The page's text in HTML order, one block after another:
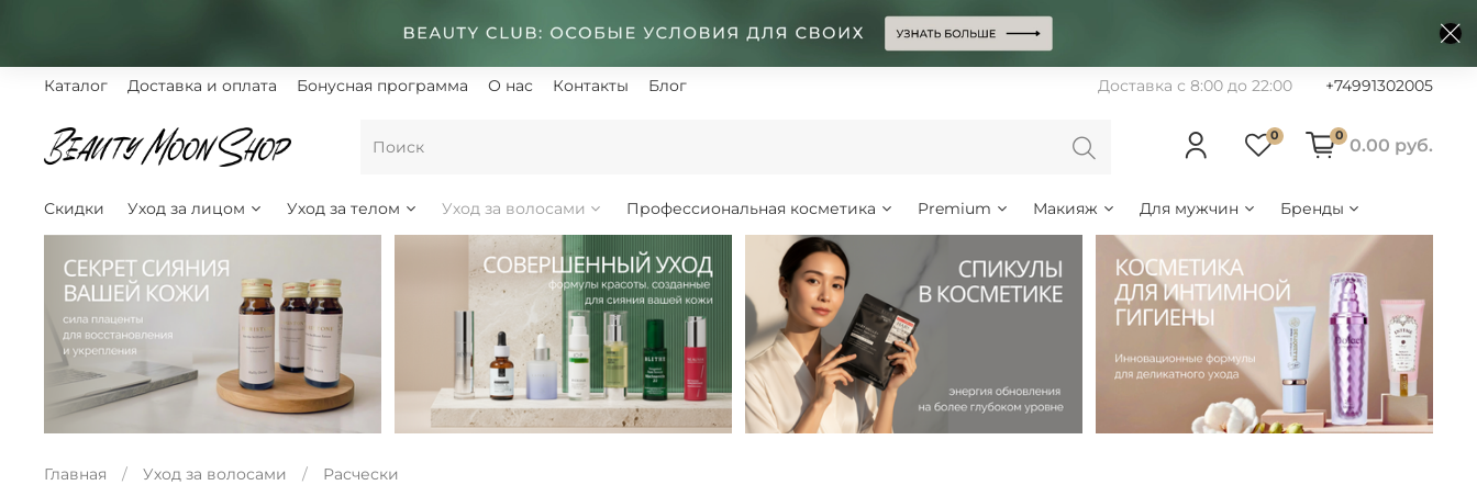
Каталог Доставка и оплата Бонусная программа О нас Контакты Блог Доставка с 8:00 до 22:00 +74991302005
0 0 0.00 руб.
Скидки Уход за лицом Уход за телом Уход за волосами Профессиональная косметика Premium Макияж Для мужчин Бренды
Главная Уход за волосами Расчески